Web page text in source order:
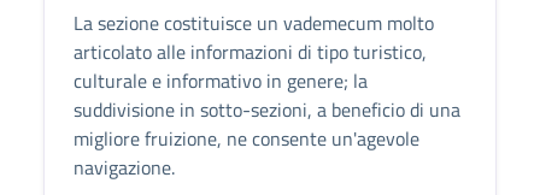
La sezione costituisce un vademecum molto
articolato alle informazioni di tipo turistico,
culturale e informativo in genere; la
suddivisione in sotto-sezioni, a beneficio di una
migliore fruizione, ne consente un'agevole
navigazione.